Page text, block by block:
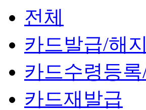
전체
카드발급/해지
카드수령등
카드재발급